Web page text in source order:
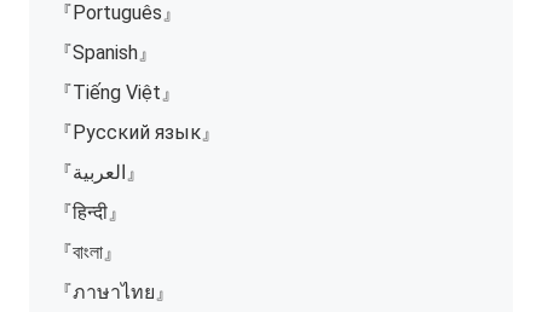
『Português』
『Spanish』
『Tiếng Việt』
『Русский язык』
『العربية』
『हिन्दी』
『বাংলা』
『ภาษาไทย』